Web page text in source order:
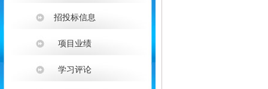
招投标信息
项目业绩
学习评论